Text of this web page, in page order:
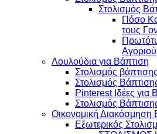
Στολισμός
Πόσο
τους
Αγοριού
Λουλούδια για Βάπτιση
Στολισμός
Στολισμός
Pinterest Ιδέες για
Στολισμός
Οικονομική Διακόσμηση
Εξωτερικός